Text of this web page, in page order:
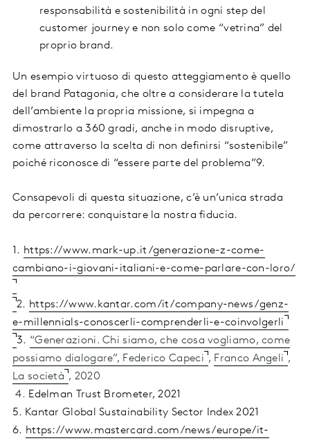
responsabilità e sostenibilità in ogni step del
customer journey e non solo come “vetrina” del
proprio brand.
Un esempio virtuoso di questo atteggiamento è quello
del brand Patagonia, che oltre a considerare la tutela
dell’ambiente la propria missione, si impegna a
dimostrarlo a 360 gradi, anche in modo disruptive,
come attraverso la scelta di non definirsi “sostenibile”
poiché riconosce di “essere parte del problema”9.
Consapevoli di questa situazione, c’è un’unica strada
da percorrere: conquistare la nostra fiducia.
1. https://www.mark-up.it/generazione-z-come-
cambiano-i-giovani-italiani-e-come-parlare-con-loro/
2. https://www.kantar.com/it/company-news/genz-
e-millennials-conoscerli-comprenderli-e-coinvolgerli
3. “Generazioni. Chi siamo, che cosa vogliamo, come
possiamo dialogare”, Federico Capeci , Franco Angeli ,
La società , 2020
4. Edelman Trust Brometer, 2021
5. Kantar Global Sustainability Sector Index 2021
6. https://www.mastercard.com/news/europe/it-